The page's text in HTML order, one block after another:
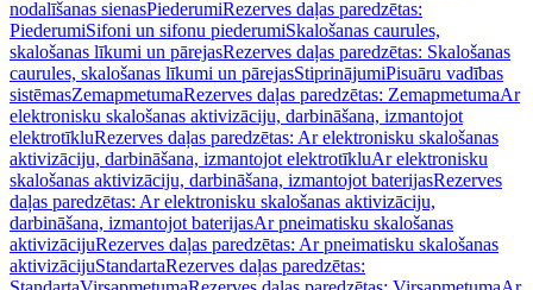
nodalīšanas sienasPiederumiRezerves daļas paredzētas:
PiederumiSifoni un sifonu piederumiSkalošanas caurules,
skalošanas līkumi un pārejasRezerves daļas paredzētas: Skalošanas
caurules, skalošanas līkumi un pārejasStiprinājumiPisuāru vadības
sistēmasZemapmetumaRezerves daļas paredzētas: ZemapmetumaAr
elektronisku skalošanas aktivizāciju, darbināšana, izmantojot
elektrotīkluRezerves daļas paredzētas: Ar elektronisku skalošanas
aktivizāciju, darbināšana, izmantojot elektrotīkluAr elektronisku
skalošanas aktivizāciju, darbināšana, izmantojot baterijasRezerves
daļas paredzētas: Ar elektronisku skalošanas aktivizāciju,
darbināšana, izmantojot baterijasAr pneimatisku skalošanas
aktivizācijuRezerves daļas paredzētas: Ar pneimatisku skalošanas
aktivizācijuStandartaRezerves daļas paredzētas: